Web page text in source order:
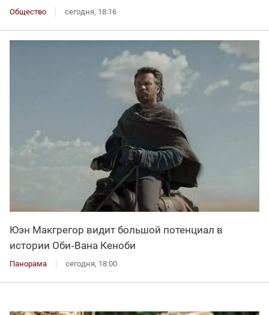
Общество сегодня, 18:16
Юэн Макгрегор видит большой потенциал в
истории Оби‑Вана Кеноби
Панорама сегодня, 18:00